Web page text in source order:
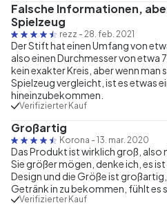
Falsche Informationen,
Spielzeug
rezz - 28. feb. 2021
Der Stift hat einen Umfang von
also einen Durchmesser von etwa
kein exakter Kreis, aber wenn
Spielzeug vergleicht, ist es etwas
hineinzubekommen.
Verifizierter Kauf
Großartig
Korona - 13. mar. 2020
Das Produkt ist wirklich groß, also
Sie größer mögen, denke ich, es ist
Design und die Größe ist
Getränk in zu bekommen, fühlt es
Verifizierter Kauf